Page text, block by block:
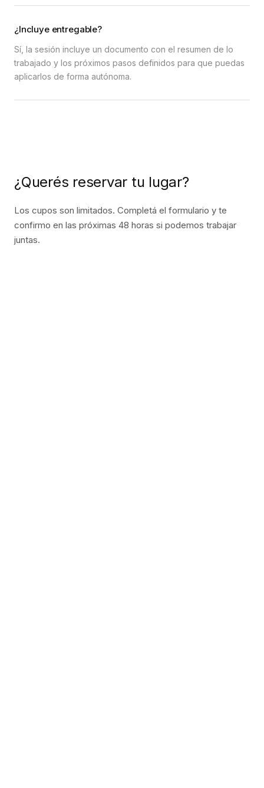
¿Incluye entregable?
Sí, la sesión incluye un documento con el resumen de lo
trabajado y los próximos pasos definidos para que puedas
aplicarlos de forma autónoma.
¿Querés reservar tu lugar?
Los cupos son limitados. Completá el formulario y te
confirmo en las próximas 48 horas si podemos trabajar
juntas.